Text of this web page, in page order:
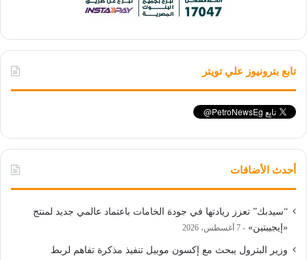
تابع بترونيوز علي تويتر
أحدث الأضافات
“سيدبك” تعزز ريادتها في جودة الخامات باعتماد عالمي جديد لمنتج
«إيجيبتين»
7 أغسطس، 2026
وزير البترول يبحث مع إكسون موبيل تنفيذ مذكرة تفاهم لربط